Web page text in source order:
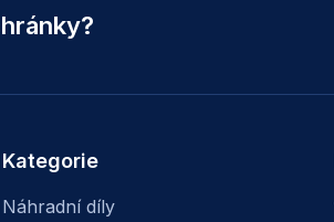
Kategorie
Náhradní díly